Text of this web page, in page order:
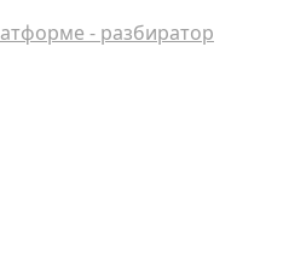
- разбиратор